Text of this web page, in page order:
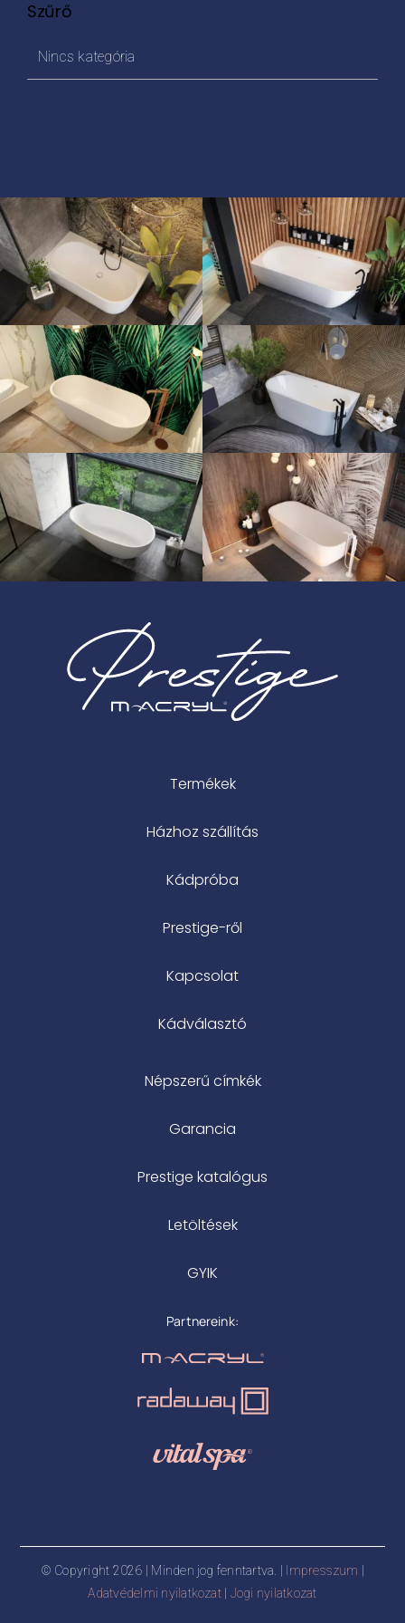
Szűrő
Nincs kategória
Termékek
Házhoz szállítás
Kádpróba
Prestige-ről
Kapcsolat
Kádválasztó
Népszerű címkék
Garancia
Prestige katalógus
Letöltések
GYIK
Partnereink:
© Copyright 2026 | Minden jog fenntartva. | Impresszum
Adatvédelmi nyilatkozat| Jogi nyilatkozat